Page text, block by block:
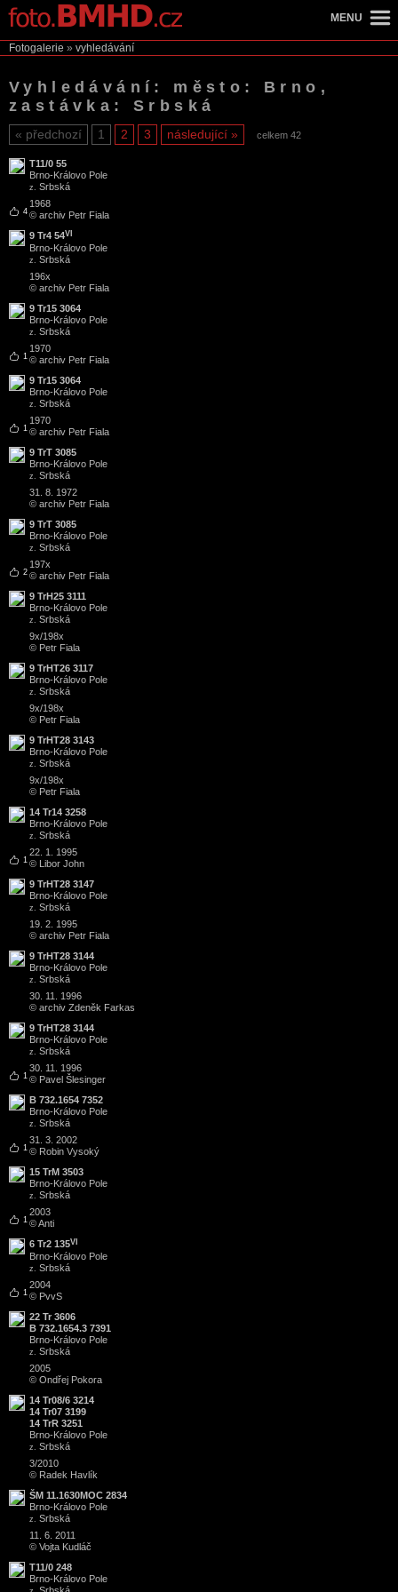
Fotogalerie » vyhledávání
Vyhledávání: město: Brno,
zastávka: Srbská
předchozí 1 2 3 následující celkem 42
4
T11/0 55
Brno-Královo Pole
z. Srbská
1968
© archiv Petr Fiala
9 Tr4 54VI
Brno-Královo Pole
z. Srbská
196x
© archiv Petr Fiala
1
9 Tr15 3064
Brno-Královo Pole
z. Srbská
1970
© archiv Petr Fiala
1
9 Tr15 3064
Brno-Královo Pole
z. Srbská
1970
© archiv Petr Fiala
9 TrT 3085
Brno-Královo Pole
z. Srbská
31. 8. 1972
© archiv Petr Fiala
2
9 TrT 3085
Brno-Královo Pole
z. Srbská
197x
© archiv Petr Fiala
9 TrH25 3111
Brno-Královo Pole
z. Srbská
9x/198x
© Petr Fiala
9 TrHT26 3117
Brno-Královo Pole
z. Srbská
9x/198x
© Petr Fiala
9 TrHT28 3143
Brno-Královo Pole
z. Srbská
9x/198x
© Petr Fiala
1
14 Tr14 3258
Brno-Královo Pole
z. Srbská
22. 1. 1995
© Libor John
9 TrHT28 3147
Brno-Královo Pole
z. Srbská
19. 2. 1995
© archiv Petr Fiala
9 TrHT28 3144
Brno-Královo Pole
z. Srbská
30. 11. 1996
© archiv Zdeněk Farkas
1
9 TrHT28 3144
Brno-Královo Pole
z. Srbská
30. 11. 1996
© Pavel Šlesinger
1
B 732.1654 7352
Brno-Královo Pole
z. Srbská
31. 3. 2002
© Robin Vysoký
1
15 TrM 3503
Brno-Královo Pole
z. Srbská
2003
© Anti
1
6 Tr2 135VI
Brno-Královo Pole
z. Srbská
2004
© PvvS
22 Tr 3606
B 732.1654.3 7391
Brno-Královo Pole
z. Srbská
2005
© Ondřej Pokora
14 Tr08/6 3214
14 Tr07 3199
14 TrR 3251
Brno-Královo Pole
z. Srbská
3/2010
© Radek Havlík
ŠM 11.1630MOC 2834
Brno-Královo Pole
z. Srbská
11. 6. 2011
© Vojta Kudláč
T11/0 248
Brno-Královo Pole
MENU